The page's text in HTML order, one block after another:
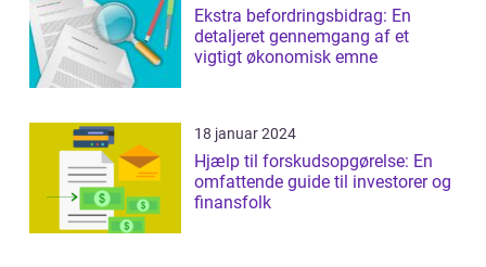
Ekstra befordringsbidrag: En
detaljeret gennemgang af et
vigtigt økonomisk emne
18 januar 2024
Hjælp til forskudsopgørelse: En
omfattende guide til investorer og
finansfolk